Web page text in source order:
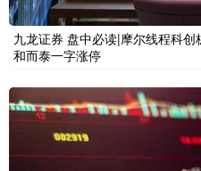
九龙证券 盘中必读|摩尔线程科创
和而泰一字涨停